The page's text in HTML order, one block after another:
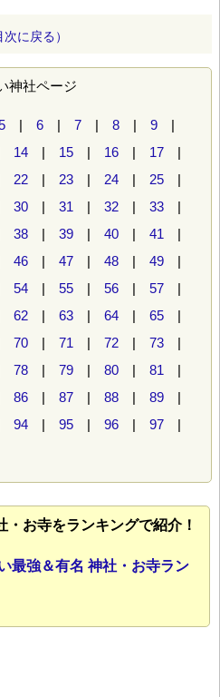
次に戻る）
神社ページ
| 6 | 7 | 8 | 9 |
14 | 15 | 16 | 17 |
22 | 23 | 24 | 25 |
30 | 31 | 32 | 33 |
38 | 39 | 40 | 41 |
46 | 47 | 48 | 49 |
54 | 55 | 56 | 57 |
62 | 63 | 64 | 65 |
70 | 71 | 72 | 73 |
78 | 79 | 80 | 81 |
86 | 87 | 88 | 89 |
94 | 95 | 96 | 97 |
お寺をランキングで紹介！
最強＆有名 神社・お寺ラン